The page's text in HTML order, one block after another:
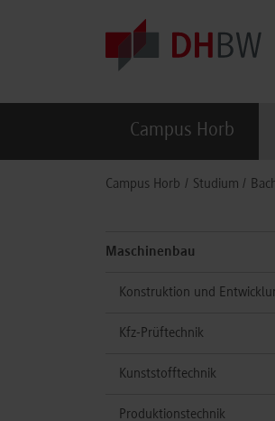
Campus Horb
Campus Horb Studium
Maschinenbau
Konstruktion und
Kfz-Prüftechnik
Kunststofftechnik
Produktionstechnik